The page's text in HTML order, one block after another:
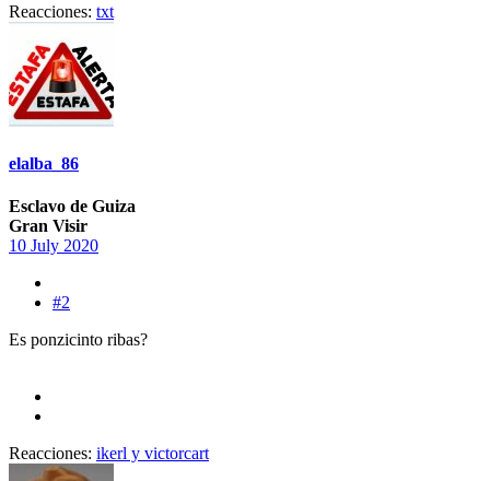
Reacciones: txt
elalba_86
Esclavo de Guiza
Gran Visir
10 July 2020
#2
Es ponzicinto ribas?
Reacciones: ikerl y victorcart